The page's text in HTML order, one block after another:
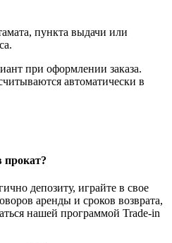
пункта выдачи или
при оформлении заказа.
автоматически в
прокат?
депозиту, играйте в свое
аренды и сроков возврата,
нашей программой Trade-in